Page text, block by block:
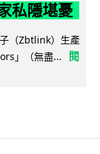
私隱堪憂
（Zbtlink）生產
」（無盡...
閱